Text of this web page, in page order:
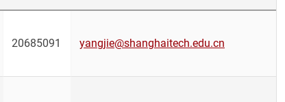
20685091 yangjie@shanghaitech.edu.cn